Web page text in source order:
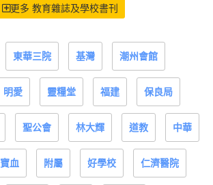
更多 教育雜誌及學校書刊
東華三院 基灣 潮州會館
明愛 靈糧堂 福建 保良局
聖公會 林大輝 道教 中華
寶血 附屬 好學校 仁濟醫院